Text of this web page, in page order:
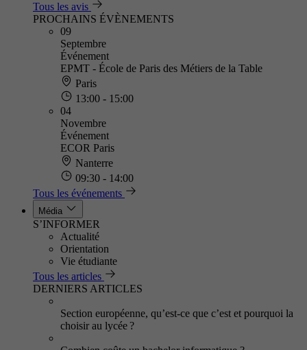
Tous les avis
PROCHAINS ÉVÈNEMENTS
09
Septembre
Événement
EPMT - École de Paris des Métiers de la Table
Paris
13:00 - 15:00
04
Novembre
Événement
ECOR Paris
Nanterre
09:30 - 14:00
Tous les événements
Média
S’INFORMER
Actualité
Orientation
Vie étudiante
Tous les articles
DERNIERS ARTICLES
Section européenne, qu’est-ce que c’est et pourquoi la
choisir au lycée ?